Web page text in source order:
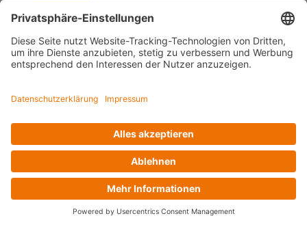
Gefahrenmelder
Türsprechanlagen
Alle anzeigen
Außenstationen
Klingeltaster und Gongs
Sprechanlagen-Sets
Zubehör Türkommunikation
Videoüberwachung
Zubehör Videoüberwachung
Alle anzeigen